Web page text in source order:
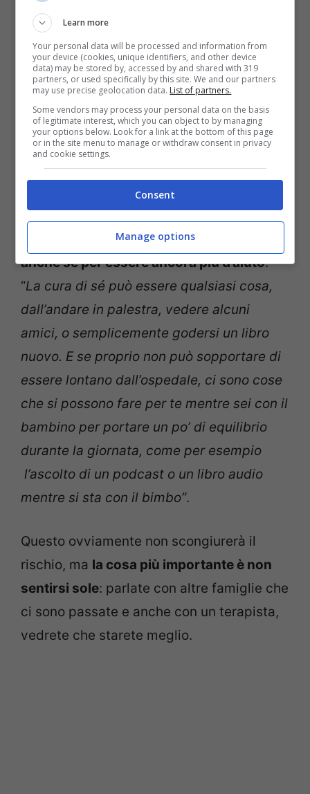
siete dimenticati o non avete capito
Malone – Ponete domande ai medici, non a
Internet!”
3 –Prendersi cura di sé: Ogni nuova
mamma deve imparare come prendersi
cura di se stessa in modo che possa
occuparsi del bambino, anche se sente la
necessità di trascorrere tutto il tempo
libero con il figlio. Eppurebisogna pensare
anche sé per essere ancora più d’aiuto:
“La cura di sé può essere qualsiasi cosa,
dall’andare in palestra, vedere alcuni
amici, o semplicemente godersi un libro
nuovo. E se proprio non può sopportare di
essere lontano dall’ospedale, ci sono cose
che si possono fare per te mentre sei con il
bambino per portare un po’ di equilibrio
durante la giornata, come per esempio
l’ascolto di un podcast o un libro audio
mentre si sta con il bimbo”.
Questo ovviamente non scongiurerà il
rischio, ma la cosa più importante è non
sentirsi sole: parlate con altre famiglie che
ci sono passate e anche con un terapista,
vedrete che starete meglio.
Learn more
Your personal data will be processed and information from
your device (cookies, unique identifiers, and other device
data) may be stored by, accessed by and shared with 319
partners, or used specifically by this site. We and our partners
may use precise geolocation data. List of partners.
Some vendors may process your personal data on the basis
of legitimate interest, which you can object to by managing
your options below. Look for a link at the bottom of this page
or in the site menu to manage or withdraw consent in privacy
and cookie settings.
Consent
Manage options